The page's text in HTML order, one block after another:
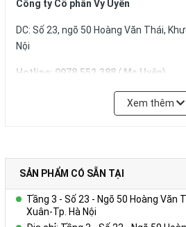
Công ty Cổ phần Vy Uyên
DC: Số 23, ngõ 50 Hoàng Văn Thái,
Nội
Hotline: 0978.552.388 ( Ms Uyên)
Xem thêm
SẢN PHẨM CÓ SẴN TẠI
Tầng 3 - Số 23 - Ngõ 50 Hoàng Văn
Xuân-Tp. Hà Nội